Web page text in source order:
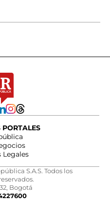
PORTALES
Legales
S.A.S. Todos los
Bogotá